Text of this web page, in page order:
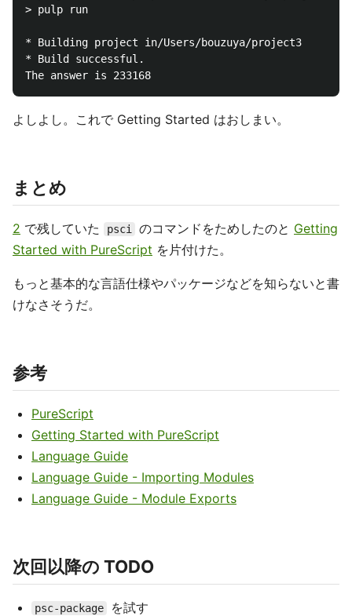
> pulp run
* Building project in/Users/bouzuya/project3
* Build successful.
よしよし。これで Getting Started はおしまい。
まとめ
2 で残していた psci のコマンドをためしたのと Getting
Started with PureScript を片付けた。
もっと基本的な言語仕様やパッケージなどを知らないと書
けなさそうだ。
参考
PureScript
Getting Started with PureScript
Language Guide
Language Guide - Importing Modules
Language Guide - Module Exports
次回以降の TODO
psc-package
を試す